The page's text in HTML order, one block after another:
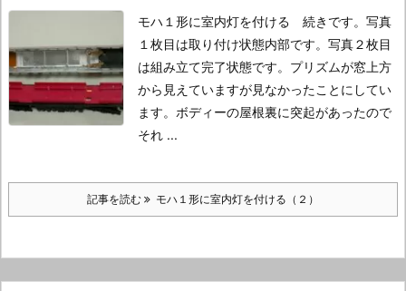
モハ１形に室内灯を付ける 続きです。 写真
１枚目は取り付け状態内部です。 写真２枚目
は組み立て完了状態です。 プリズムが窓上方
から見えていますが見なかったことにしてい
ます。ボディーの屋根裏に突起があったので
それ ...
記事を読む モハ１形に室内灯を付ける（２）